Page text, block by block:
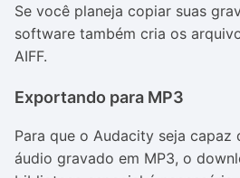
Se você planeja copiar suas
software também cria os
AIFF.
Exportando para MP3
Para que o Audacity seja capaz
áudio gravado em MP3, o